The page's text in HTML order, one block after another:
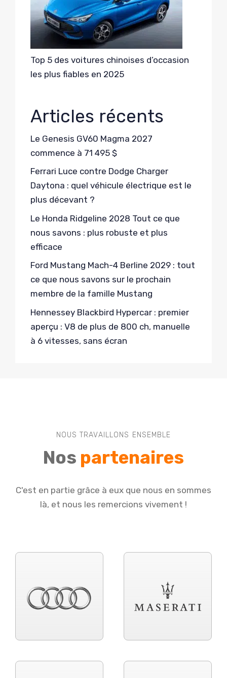
Top 5 des voitures chinoises d’occasion
les plus fiables en 2025
Articles récents
Le Genesis GV60 Magma 2027
commence à 71 495 $
Ferrari Luce contre Dodge Charger
Daytona : quel véhicule électrique est le
plus décevant ?
Le Honda Ridgeline 2028 Tout ce que
nous savons : plus robuste et plus
efficace
Ford Mustang Mach-4 Berline 2029 : tout
ce que nous savons sur le prochain
membre de la famille Mustang
Hennessey Blackbird Hypercar : premier
aperçu : V8 de plus de 800 ch, manuelle
à 6 vitesses, sans écran
NOUS TRAVAILLONS ENSEMBLE
Nos partenaires
C'est en partie grâce à eux que nous en sommes
là, et nous les remercions vivement !